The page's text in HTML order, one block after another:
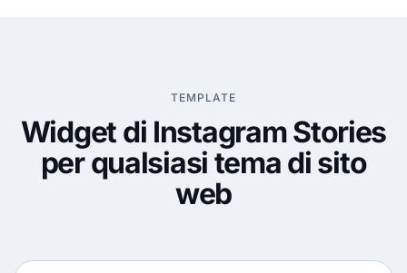
TEMPLATE
Widget di Instagram Stories
per qualsiasi tema di sito
web